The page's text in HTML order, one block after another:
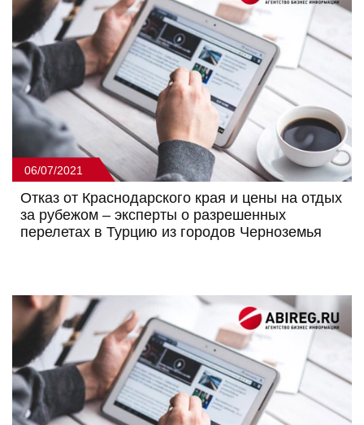
06/07/2021
Отказ от Краснодарского края и цены на отдых
за рубежом – эксперты о разрешенных
перелетах в Турцию из городов Черноземья